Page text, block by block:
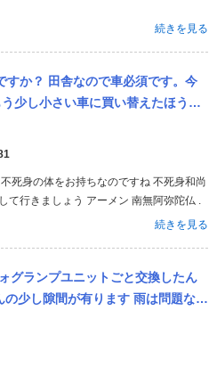
続きを見る
すか？ 田舎なので車必須です。今
少し小さい車に買い替えたほうが
クセルとブレーキを踏み間違えて
て行きましょう アーメン 南無阿弥陀仏 .
続きを見る
グランプユニットごと交換したん
少し隙間が有ります 雨は問題ない
ます。